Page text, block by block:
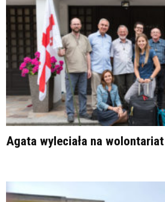
Agata wyleciała na